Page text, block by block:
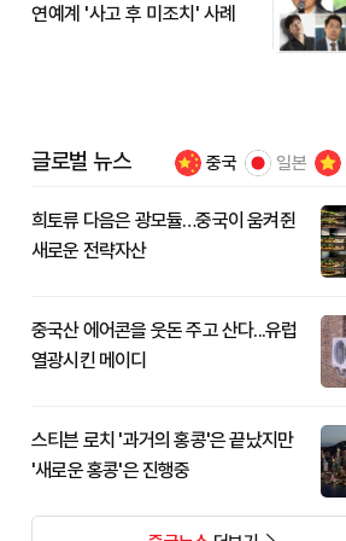
연예계 '사고 후 미조치' 사례
글로벌 뉴스 중국 일본
희토류 다음은 광모듈…중국이 움켜쥔
새로운 전략자산
중국산 에어콘을 웃돈 주고 산다...유럽
열광시킨 메이디
스티븐 로치 '과거의 홍콩'은 끝났지만
'새로운 홍콩'은 진행중